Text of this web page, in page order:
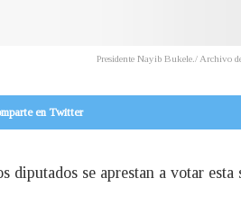
Presidente Nayib Bukele./ Archivo
en Twitter
se aprestan a votar esta